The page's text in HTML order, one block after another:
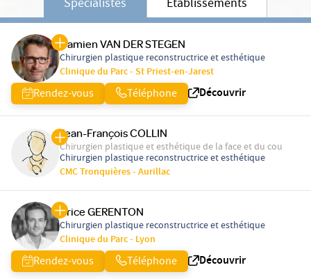
Spécialistes Etablissements
Damien VAN DER STEGEN
Chirurgien plastique reconstructrice et esthétique
Clinique du Parc - St Priest-en-Jarest
Rendez-vous Téléphone Découvrir
Jean-François COLLIN
Chirurgien plastique et esthétique de la face et du cou
Chirurgien plastique reconstructrice et esthétique
CMC Tronquières - Aurillac
Brice GERENTON
Chirurgien plastique reconstructrice et esthétique
Clinique du Parc - Lyon
Rendez-vous Téléphone Découvrir